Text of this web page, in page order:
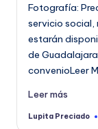
Fotografía:
servicio social,
estarán
de
convenioLeer
Leer más
Publicado
Lupita Preciado